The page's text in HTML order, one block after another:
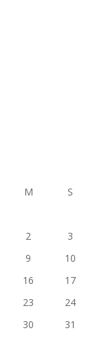
M
S
2
3
9
10
16
17
23
24
30
31